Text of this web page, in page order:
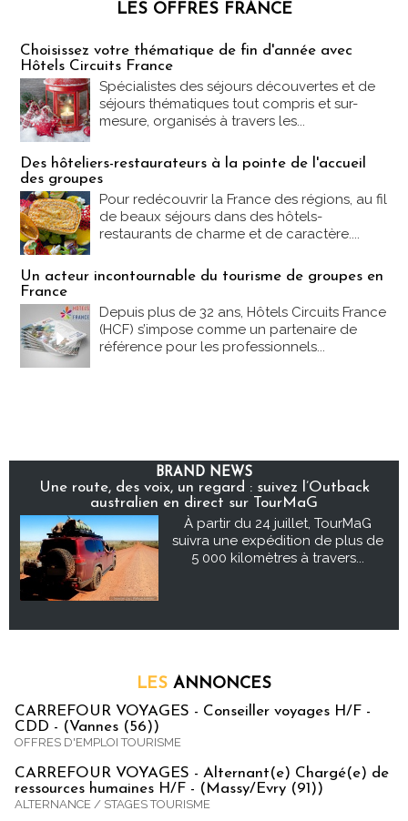
LES OFFRES FRANCE
Choisissez votre thématique de fin d'année avec
Hôtels Circuits France
Spécialistes des séjours découvertes et de
séjours thématiques tout compris et sur-
mesure, organisés à travers les...
Des hôteliers-restaurateurs à la pointe de l'accueil
des groupes
Pour redécouvrir la France des régions, au fil
de beaux séjours dans des hôtels-
restaurants de charme et de caractère....
Un acteur incontournable du tourisme de groupes en
France
Depuis plus de 32 ans, Hôtels Circuits France
(HCF) s’impose comme un partenaire de
référence pour les professionnels...
BRAND NEWS
Une route, des voix, un regard : suivez l’Outback
australien en direct sur TourMaG
À partir du 24 juillet, TourMaG
suivra une expédition de plus de
5 000 kilomètres à travers...
LES ANNONCES
CARREFOUR VOYAGES - Conseiller voyages H/F -
CDD - (Vannes (56))
OFFRES D'EMPLOI TOURISME
CARREFOUR VOYAGES - Alternant(e) Chargé(e) de
ressources humaines H/F - (Massy/Evry (91))
ALTERNANCE / STAGES TOURISME